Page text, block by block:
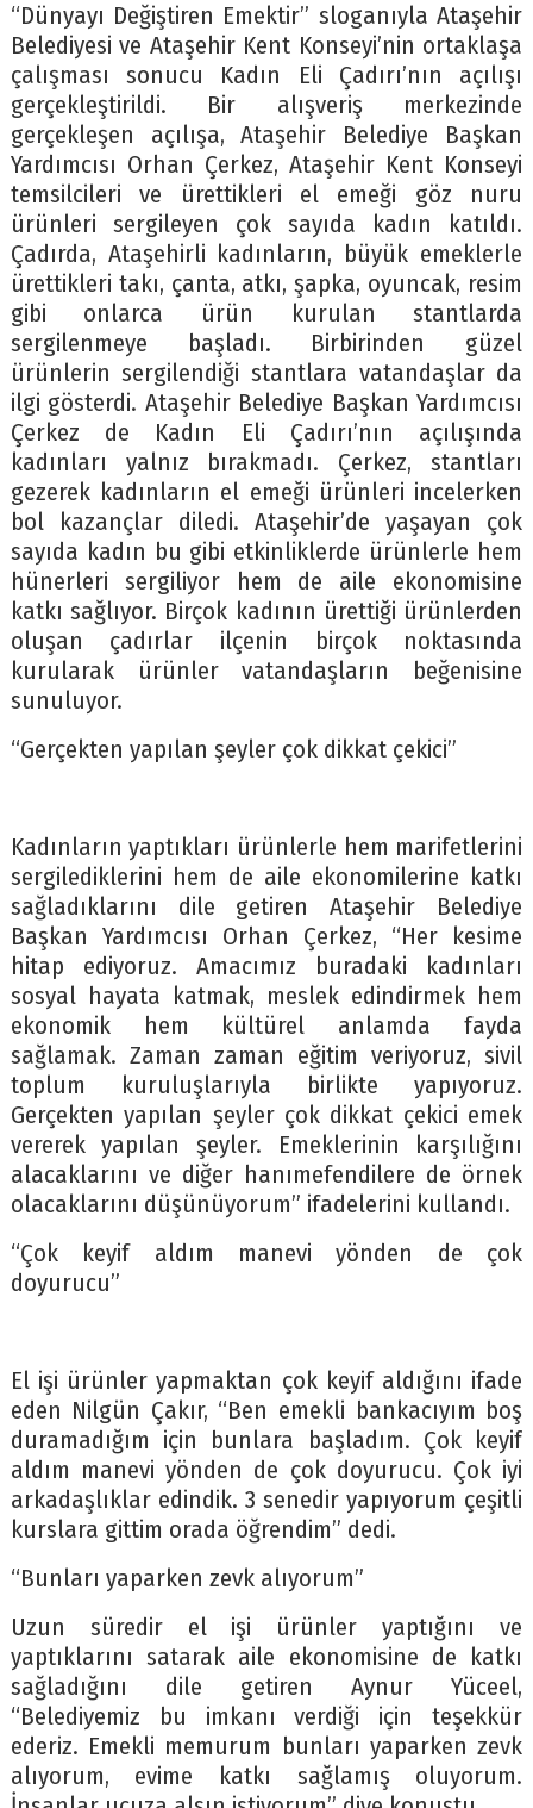
“Dünyayı Değiştiren Emektir” sloganıyla Ataşehir
Belediyesi ve Ataşehir Kent Konseyi’nin ortaklaşa
çalışması sonucu Kadın Eli Çadırı’nın açılışı
gerçekleştirildi. Bir alışveriş merkezinde
gerçekleşen açılışa, Ataşehir Belediye Başkan
Yardımcısı Orhan Çerkez, Ataşehir Kent Konseyi
temsilcileri ve ürettikleri el emeği göz nuru
ürünleri sergileyen çok sayıda kadın katıldı.
Çadırda, Ataşehirli kadınların, büyük emeklerle
ürettikleri takı, çanta, atkı, şapka, oyuncak, resim
gibi onlarca ürün kurulan stantlarda
sergilenmeye başladı. Birbirinden güzel
ürünlerin sergilendiği stantlara vatandaşlar da
ilgi gösterdi. Ataşehir Belediye Başkan Yardımcısı
Çerkez de Kadın Eli Çadırı’nın açılışında
kadınları yalnız bırakmadı. Çerkez, stantları
gezerek kadınların el emeği ürünleri incelerken
bol kazançlar diledi. Ataşehir’de yaşayan çok
sayıda kadın bu gibi etkinliklerde ürünlerle hem
hünerleri sergiliyor hem de aile ekonomisine
katkı sağlıyor. Birçok kadının ürettiği ürünlerden
oluşan çadırlar ilçenin birçok noktasında
kurularak ürünler vatandaşların beğenisine
sunuluyor.
“Gerçekten yapılan şeyler çok dikkat çekici”
Kadınların yaptıkları ürünlerle hem marifetlerini
sergilediklerini hem de aile ekonomilerine katkı
sağladıklarını dile getiren Ataşehir Belediye
Başkan Yardımcısı Orhan Çerkez, “Her kesime
hitap ediyoruz. Amacımız buradaki kadınları
sosyal hayata katmak, meslek edindirmek hem
ekonomik hem kültürel anlamda fayda
sağlamak. Zaman zaman eğitim veriyoruz, sivil
toplum kuruluşlarıyla birlikte yapıyoruz.
Gerçekten yapılan şeyler çok dikkat çekici emek
vererek yapılan şeyler. Emeklerinin karşılığını
alacaklarını ve diğer hanımefendilere de örnek
olacaklarını düşünüyorum” ifadelerini kullandı.
“Çok keyif aldım manevi yönden de çok
doyurucu”
El işi ürünler yapmaktan çok keyif aldığını ifade
eden Nilgün Çakır, “Ben emekli bankacıyım boş
duramadığım için bunlara başladım. Çok keyif
aldım manevi yönden de çok doyurucu. Çok iyi
arkadaşlıklar edindik. 3 senedir yapıyorum çeşitli
kurslara gittim orada öğrendim” dedi.
“Bunları yaparken zevk alıyorum”
Uzun süredir el işi ürünler yaptığını ve
yaptıklarını satarak aile ekonomisine de katkı
sağladığını dile getiren Aynur Yüceel,
“Belediyemiz bu imkanı verdiği için teşekkür
ederiz. Emekli memurum bunları yaparken zevk
alıyorum, evime katkı sağlamış oluyorum.